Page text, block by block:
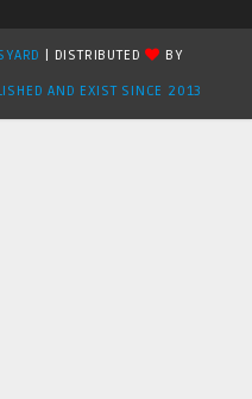
| DISTRIBUTED
BY
AND EXIST SINCE 2013